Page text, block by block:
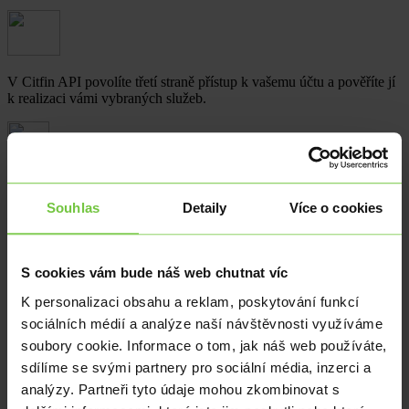
Souhlas Detaily Více o cookies
S cookies vám bude náš web chutnat víc
K personalizaci obsahu a reklam, poskytování funkcí
sociálních médií a analýze naší návštěvnosti využíváme
soubory cookie. Informace o tom, jak náš web používáte,
sdílíme se svými partnery pro sociální média, inzerci a
analýzy. Partneři tyto údaje mohou zkombinovat s
V Citfin API povolíte třetí straně přístup k vašemu účtu a pověříte jí
k realizaci vámi vybraných služeb.
vybrané služby. Přístup jí můžete kdykoli zamítnout.
Mobilní token Citfin
2019 MB
Stáhnout
Uživatelský manuál Citfin API
17. 9.
2020
2
MB
Stáhnout
Citfin_API PSD2 – Dokumentace pro TPP
11. 9.
2019
MB
Stáhnout
Manuál pro postup třetích stran při zavedení
11. 9.
205